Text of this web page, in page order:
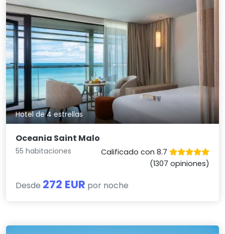
Hotel de 4 estrellas
Oceania Saint Malo
55 habitaciones
Calificado con 8.7
(1307 opiniones)
Desde 272 EUR por noche